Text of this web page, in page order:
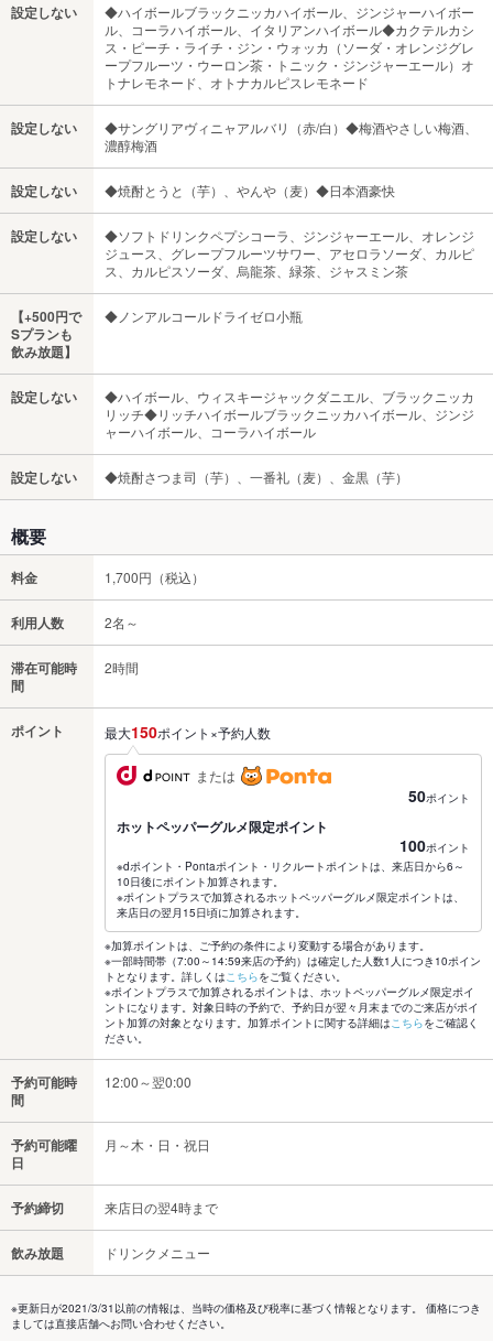
設定しない
◆ハイボールブラックニッカハイボール、ジンジャーハイボー
ル、コーラハイボール、イタリアンハイボール◆カクテルカシ
ス・ピーチ・ライチ・ジン・ウォッカ（ソーダ・オレンジグレ
ープフルーツ・ウーロン茶・トニック・ジンジャーエール）オ
トナレモネード、オトナカルピスレモネード
設定しない
◆サングリアヴィニャアルバリ（赤/白）◆梅酒やさしい梅酒、
濃醇梅酒
設定しない ◆焼酎とうと（芋）、やんや（麦）◆日本酒豪快
設定しない
◆ソフトドリンクペプシコーラ、ジンジャーエール、オレンジ
ジュース、グレープフルーツサワー、アセロラソーダ、カルピ
ス、カルピスソーダ、烏龍茶、緑茶、ジャスミン茶
【+500円で
Sプランも
飲み放題】
◆ノンアルコールドライゼロ小瓶
設定しない
◆ハイボール、ウィスキージャックダニエル、ブラックニッカ
リッチ◆リッチハイボールブラックニッカハイボール、ジンジ
ャーハイボール、コーラハイボール
設定しない ◆焼酎さつま司（芋）、一番礼（麦）、金黒（芋）
概要
料金 1,700円（税込）
利用人数 2名～
滞在可能時
間
2時間
ポイント 最大150ポイント×予約人数
または
50ポイント
ホットペッパーグルメ限定ポイント
100ポイント
※dポイント・Pontaポイント・リクルートポイントは、来店日から6～
10日後にポイント加算されます。
※ポイントプラスで加算されるホットペッパーグルメ限定ポイントは、
来店日の翌月15日頃に加算されます。
※加算ポイントは、ご予約の条件により変動する場合があります。
※一部時間帯（7:00～14:59来店の予約）は確定した人数1人につき10ポイン
トとなります。詳しくはこちらをご覧ください。
※ポイントプラスで加算されるポイントは、ホットペッパーグルメ限定ポイ
ントになります。対象日時の予約で、予約日が翌々月末までのご来店がポイ
ント加算の対象となります。加算ポイントに関する詳細はこちらをご確認く
ださい。
予約可能時
間
12:00～翌0:00
予約可能曜
日
月～木・日・祝日
予約締切 来店日の翌4時まで
飲み放題 ドリンクメニュー
※更新日が2021/3/31以前の情報は、当時の価格及び税率に基づく情報となります。 価格につき
ましては直接店舗へお問い合わせください。